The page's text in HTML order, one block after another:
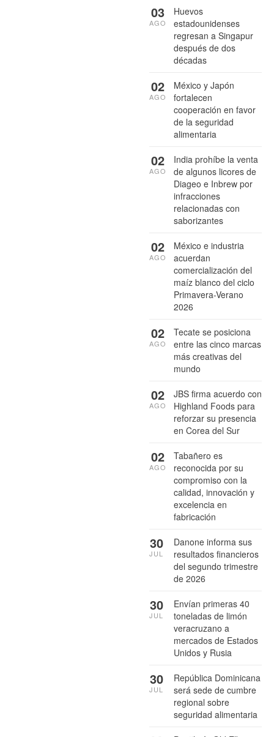
Huevos
estadounidenses
regresan a Singapur
después de dos
décadas
03
AGO
México y Japón
fortalecen
cooperación en favor
de la seguridad
alimentaria
02
AGO
India prohíbe la venta
de algunos licores de
Diageo e Inbrew por
infracciones
relacionadas con
saborizantes
02
AGO
México e industria
acuerdan
comercialización del
maíz blanco del ciclo
Primavera-Verano
2026
02
AGO
Tecate se posiciona
entre las cinco marcas
más creativas del
mundo
02
AGO
JBS firma acuerdo con
Highland Foods para
reforzar su presencia
en Corea del Sur
02
AGO
Tabañero es
reconocida por su
compromiso con la
calidad, innovación y
excelencia en
fabricación
02
AGO
Danone informa sus
resultados financieros
del segundo trimestre
de 2026
30
JUL
Envían primeras 40
toneladas de limón
veracruzano a
mercados de Estados
Unidos y Rusia
30
JUL
República Dominicana
será sede de cumbre
regional sobre
seguridad alimentaria
30
JUL